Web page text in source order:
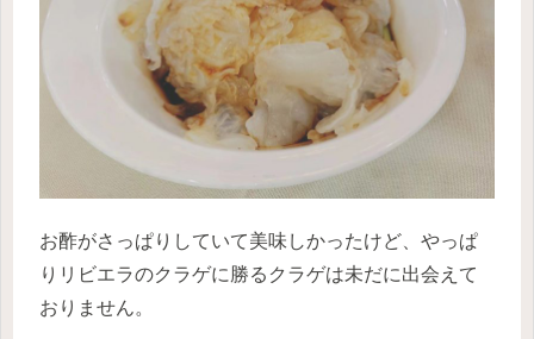
お酢がさっぱりしていて美味しかったけど、やっぱ
りリビエラのクラゲに勝るクラゲは未だに出会えて
おりません。